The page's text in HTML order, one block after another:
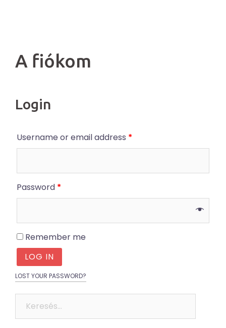
A fiókom
Login
Username or email address *
Password *
Remember me
LOG IN
LOST YOUR PASSWORD?